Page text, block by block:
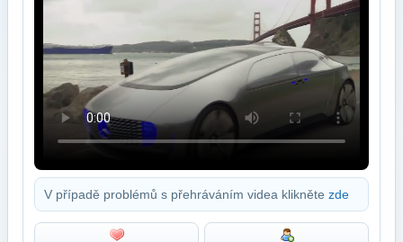
V případě problémů s přehráváním videa klikněte zde